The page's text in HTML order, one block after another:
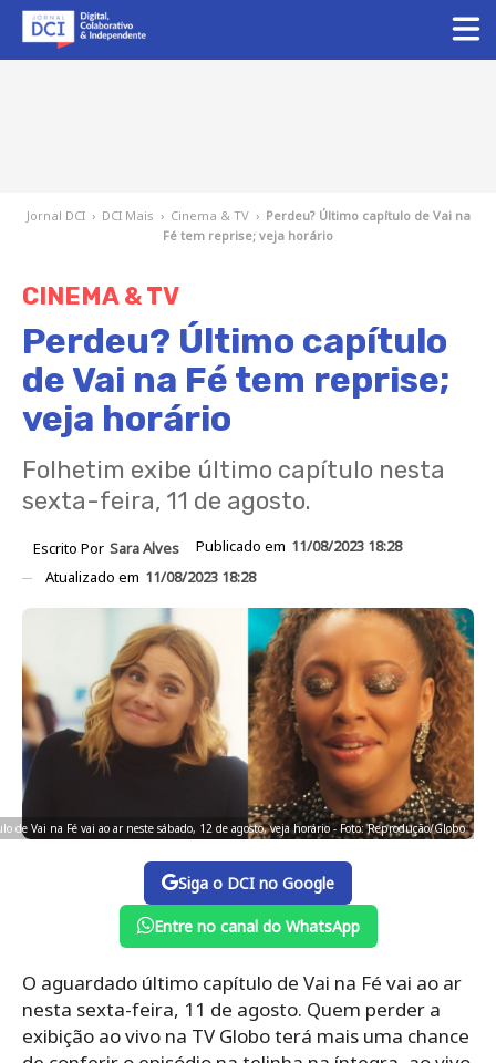
Jornal DCI › DCI Mais › Cinema & TV › Perdeu? Último capítulo de Vai na
Fé tem reprise; veja horário
CINEMA & TV
Perdeu? Último capítulo
de Vai na Fé tem reprise;
veja horário
Folhetim exibe último capítulo nesta
sexta-feira, 11 de agosto.
Escrito Por Sara Alves Publicado em 11/08/2023 18:28
Atualizado em 11/08/2023 18:28
de Vai na Fé vai ao ar neste sábado, 12 de agosto, veja horário - Foto: Reprodução/Globo
Siga o DCI no Google
Entre no canal do WhatsApp
O aguardado último capítulo de Vai na Fé vai ao ar
nesta sexta-feira, 11 de agosto. Quem perder a
exibição ao vivo na TV Globo terá mais uma chance